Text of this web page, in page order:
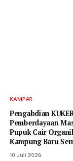
KAMPAR
Pengabdian
Pemberdayaan
Pupuk Cair
Kampung Baru
10 Juli 2026